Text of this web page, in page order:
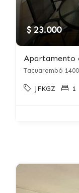
$ 23.000
Apartamento
Tacuarembó
JFKGZ 1